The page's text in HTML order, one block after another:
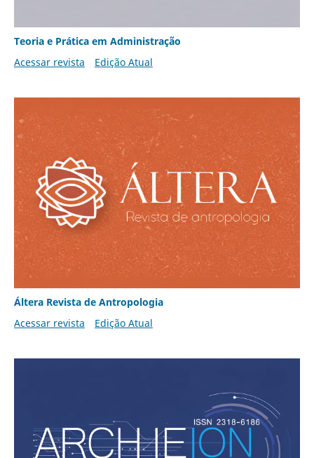
Teoria e Prática em Administração
Acessar revista
Edição Atual
Áltera Revista de Antropologia
Acessar revista
Edição Atual